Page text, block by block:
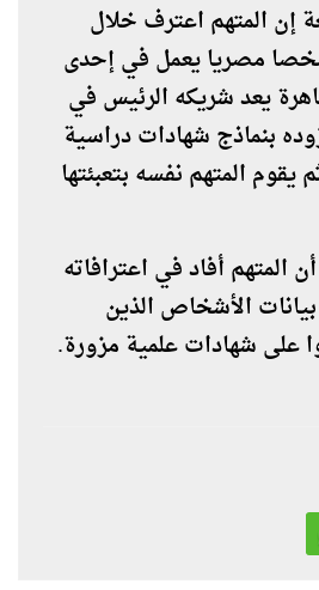
إن المتهم اعترف خلال
مصريا يعمل في إحدى
يعد شريكه الرئيس في
بنماذج شهادات دراسية
المتهم نفسه بتعبئتها
أفاد في اعترافاته
الأشخاص الذين
على شهادات علمية مزورة.